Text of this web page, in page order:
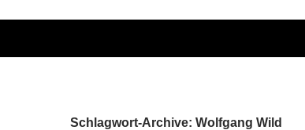
Schlagwort-Archive: Wolfgang Wild